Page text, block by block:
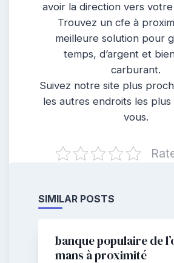
avoir la direction vers
Trouvez un cfe à
meilleure solution pour
temps, d’argent et
carburant.
Suivez notre site plus
les autres endroits les
vous.
SIMILAR POSTS
banque populaire de
mans à proximité